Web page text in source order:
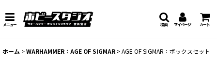
メニュー マイページ カート
検索
ホーム >WARHAMMER：AGE OF SIGMAR >AGE OF SIGMAR：ボックスセット